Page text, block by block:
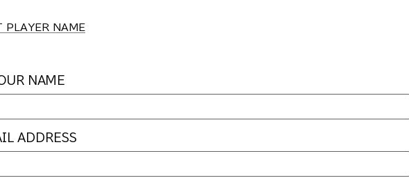
PLAYER NAME
NAME
ADDRESS